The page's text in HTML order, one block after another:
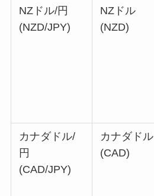
NZドル/円
(NZD/JPY)
NZドル
(NZD)
カナダドル/
円
(CAD/JPY)
カナダドル
(CAD)